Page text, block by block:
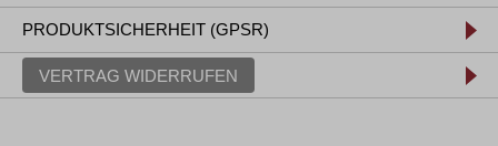
PRODUKTSICHERHEIT (GPSR)
VERTRAG WIDERRUFEN